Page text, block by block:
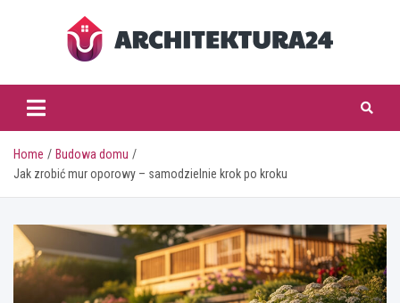
architektura24.pl
Home
Budowa domu
Jak zrobić mur oporowy – samodzielnie krok po kroku